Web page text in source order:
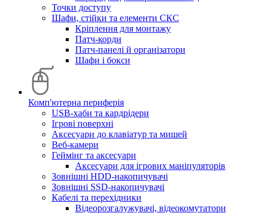
Точки доступу
Шафи, стійки та елементи СКС
Кріплення для монтажу
Патч-корди
Патч-панелі й організатори
Шафи і бокси
Комп'ютерна периферія
USB-хаби та кардрідери
Ігрові поверхні
Аксесуари до клавіатур та мишей
Веб-камери
Геймінг та аксесуари
Аксесуари для ігрових маніпуляторів
Зовнішні HDD-накопичувачі
Зовнішні SSD-накопичувачі
Кабелі та перехідники
Відеорозгалужувачі, відеокомутатори